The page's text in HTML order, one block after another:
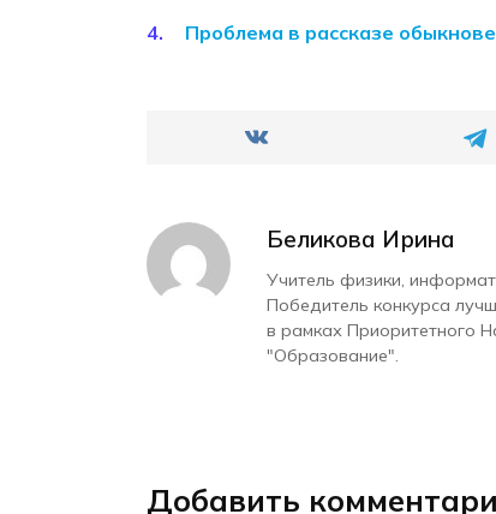
Проблема в рассказе
Беликова Ирина
Учитель физики,
Победитель конкурса
в рамках Приоритетного
"Образование".
Добавить